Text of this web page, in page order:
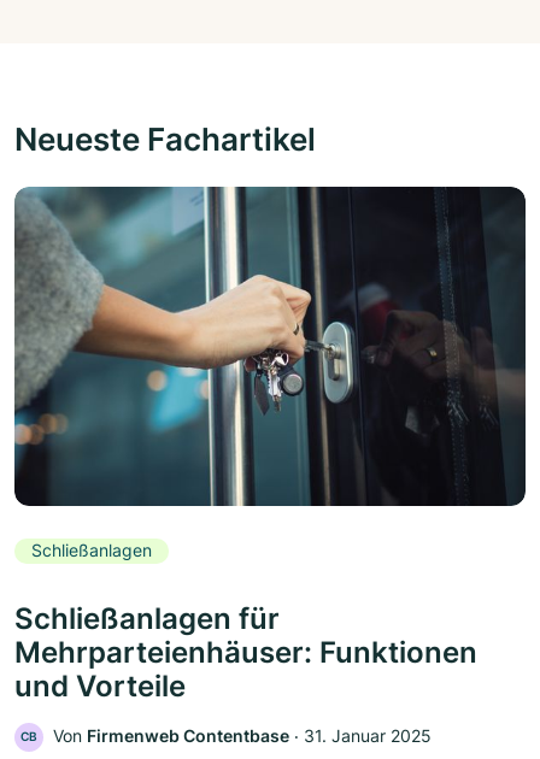
Neueste Fachartikel
Schließanlagen
Schließanlagen für
Mehrparteienhäuser: Funktionen
und Vorteile
CB Von Firmenweb Contentbase ‧ 31. Januar 2025